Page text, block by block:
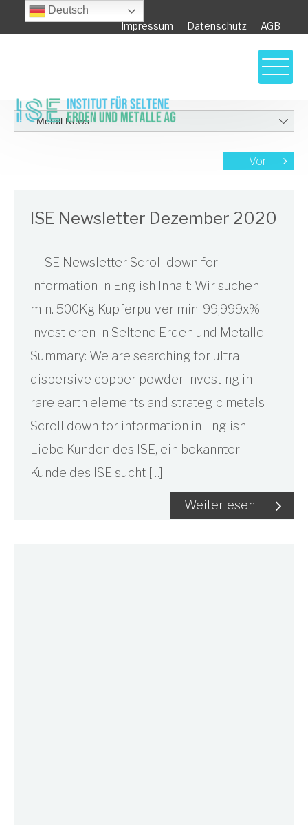
Impressum Datenschutz AGB
Vor
ISE Newsletter Dezember 2020
ISE Newsletter Scroll down for
information in English Inhalt: Wir suchen
min. 500Kg Kupferpulver min. 99,999x%
Investieren in Seltene Erden und Metalle
Summary: We are searching for ultra
dispersive copper powder Investing in
rare earth elements and strategic metals
Scroll down for information in English
Liebe Kunden des ISE, ein bekannter
Kunde des ISE sucht […]
Weiterlesen
Deutsch